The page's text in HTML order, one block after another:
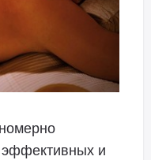
эффективных и